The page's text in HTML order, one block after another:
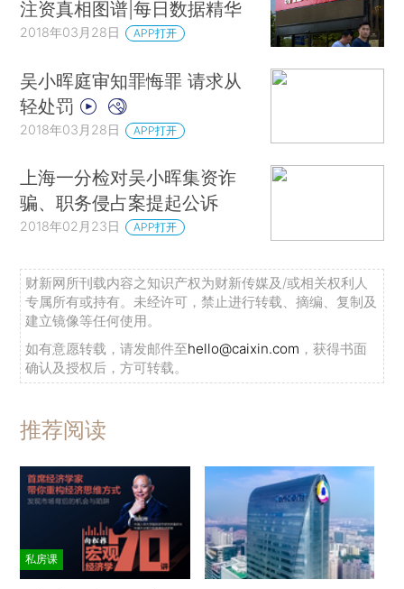
注资真相图谱|每日数据精华
2018年03月28日 APP打开
吴小晖庭审知罪悔罪 请求从
轻处罚
2018年03月28日 APP打开
上海一分检对吴小晖集资诈
骗、职务侵占案提起公诉
2018年02月23日 APP打开
财新网所刊载内容之知识产权为财新传媒及/或相关权利人
专属所有或持有。未经许可，禁止进行转载、摘编、复制及
建立镜像等任何使用。
如有意愿转载，请发邮件至hello@caixin.com ，获得书面
确认及授权后，方可转载。
推荐阅读
私房课